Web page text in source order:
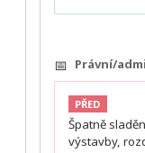
📅 Právní/
PŘED
Špatně
výstavby,